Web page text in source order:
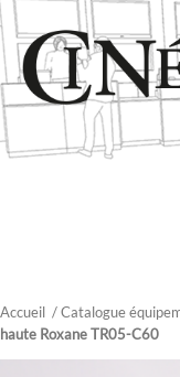
Accueil / Catalogue
haute Roxane TR05-C60